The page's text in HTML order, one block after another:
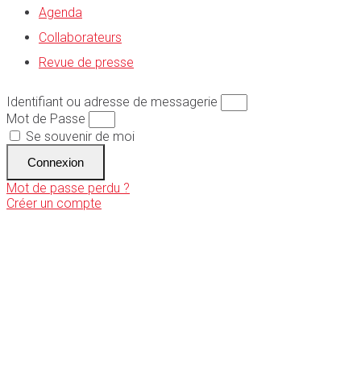
Agenda
Collaborateurs
Revue de presse
Identifiant ou adresse de messagerie
Mot de Passe
Se souvenir de moi
Connexion
Mot de passe perdu ?
Créer un compte